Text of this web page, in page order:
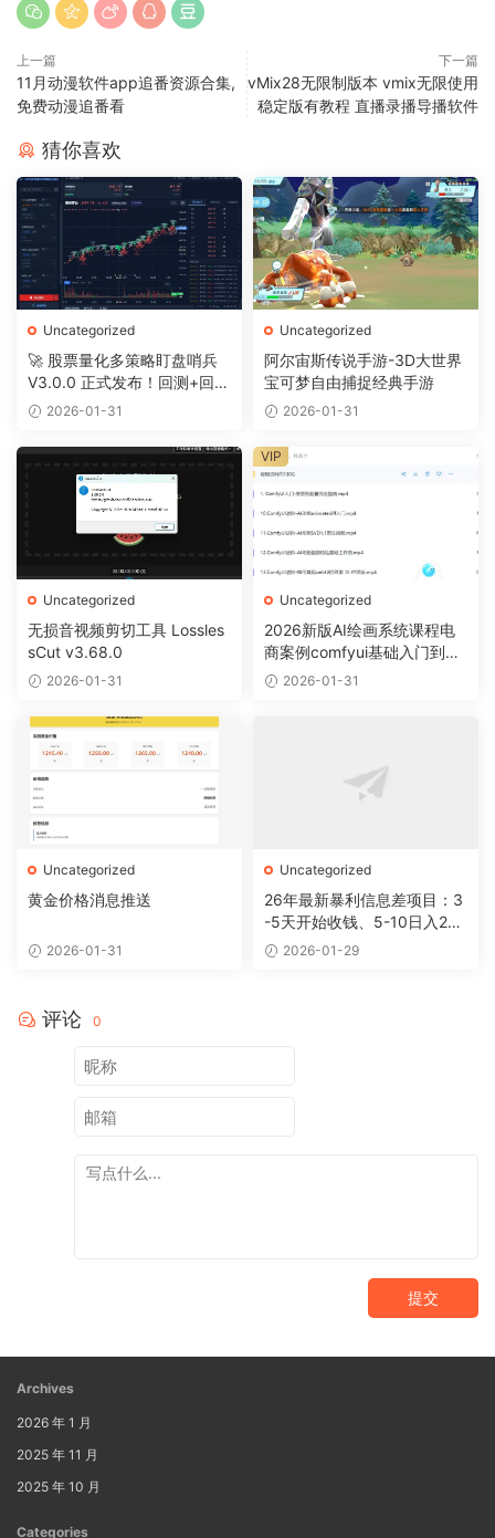
上一篇
11月动漫软件app追番资源合集,
免费动漫追番看
下一篇
vMix28无限制版本 vmix无限使用
稳定版有教程 直播录播导播软件
猜你喜欢
Uncategorized
🚀 股票量化多策略盯盘哨兵
V3.0.0 正式发布！回测+回放
+摸鱼全搞定
2026-01-31
Uncategorized
阿尔宙斯传说手游-3D大世界
宝可梦自由捕捉经典手游
2026-01-31
Uncategorized
无损音视频剪切工具 Lossles
sCut v3.68.0
2026-01-31
Uncategorized
2026新版AI绘画系统课程电
商案例comfyui基础入门到精
通视频教程
2026-01-31
VIP
Uncategorized
黄金价格消息推送
2026-01-31
Uncategorized
26年最新暴利信息差项目：3
-5天开始收钱、5-10日入200
+，10天后稳定300+，0门槛
2026-01-29
评论 0
提交
Archives
2026 年 1 月
2025 年 11 月
2025 年 10 月
Categories